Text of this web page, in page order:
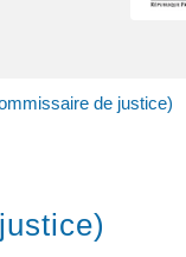
de justice)